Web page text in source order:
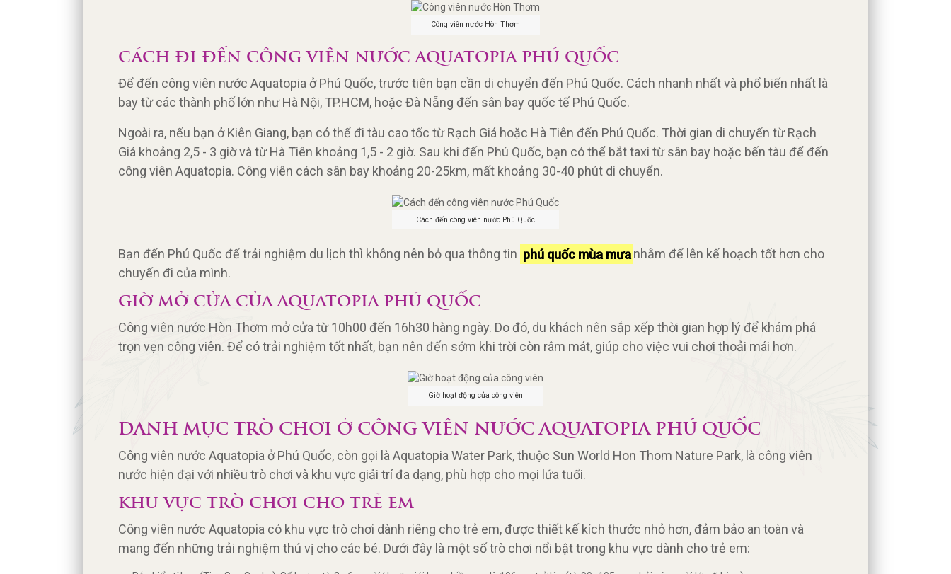
Công viên nước Hòn Thơm
CÁCH ĐI ĐẾN CÔNG VIÊN NƯỚC AQUATOPIA PHÚ QUỐC
Để đến công viên nước Aquatopia ở Phú Quốc, trước tiên bạn cần di chuyển đến Phú Quốc. Cách nhanh nhất và phổ biến nhất là
bay từ các thành phố lớn như Hà Nội, TP.HCM, hoặc Đà Nẵng đến sân bay quốc tế Phú Quốc.
Ngoài ra, nếu bạn ở Kiên Giang, bạn có thể đi tàu cao tốc từ Rạch Giá hoặc Hà Tiên đến Phú Quốc. Thời gian di chuyển từ Rạch
Giá khoảng 2,5 - 3 giờ và từ Hà Tiên khoảng 1,5 - 2 giờ. Sau khi đến Phú Quốc, bạn có thể bắt taxi từ sân bay hoặc bến tàu để đến
công viên Aquatopia. Công viên cách sân bay khoảng 20-25km, mất khoảng 30-40 phút di chuyển.
Cách đến công viên nước Phú Quốc
Bạn đến Phú Quốc để trải nghiệm du lịch thì không nên bỏ qua thông tin phú quốc mùa mưa nhằm để lên kế hoạch tốt hơn cho
chuyến đi của mình.
GIỜ MỞ CỬA CỦA AQUATOPIA PHÚ QUỐC
Công viên nước Hòn Thơm mở cửa từ 10h00 đến 16h30 hàng ngày. Do đó, du khách nên sắp xếp thời gian hợp lý để khám phá
trọn vẹn công viên. Để có trải nghiệm tốt nhất, bạn nên đến sớm khi trời còn râm mát, giúp cho việc vui chơi thoải mái hơn.
Giờ hoạt động của công viên
DANH MỤC TRÒ CHƠI Ở CÔNG VIÊN NƯỚC AQUATOPIA PHÚ QUỐC
Công viên nước Aquatopia ở Phú Quốc, còn gọi là Aquatopia Water Park, thuộc Sun World Hon Thom Nature Park, là công viên
nước hiện đại với nhiều trò chơi và khu vực giải trí đa dạng, phù hợp cho mọi lứa tuổi.
KHU VỰC TRÒ CHƠI CHO TRẺ EM
Công viên nước Aquatopia có khu vực trò chơi dành riêng cho trẻ em, được thiết kế kích thước nhỏ hơn, đảm bảo an toàn và
mang đến những trải nghiệm thú vị cho các bé. Dưới đây là một số trò chơi nổi bật trong khu vực dành cho trẻ em: